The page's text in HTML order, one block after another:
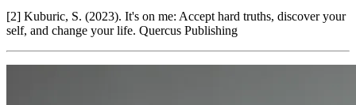
[2] Kuburic, S. (2023). It's on me: Accept hard truths, discover your
self, and change your life. Quercus Publishing